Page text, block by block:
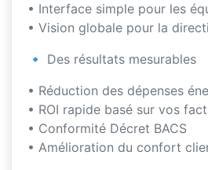
• Interface simple pour les
• Vision globale pour la
🔹 Des résultats mesurables
• Réduction des dépenses
• ROI rapide basé sur vos
• Conformité Décret BACS
• Amélioration du confort